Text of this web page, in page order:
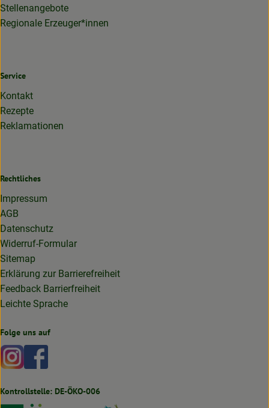
Stellenangebote
Regionale Erzeuger*innen
Service
Kontakt
Rezepte
Reklamationen
Rechtliches
Impressum
AGB
Datenschutz
Widerruf-Formular
Sitemap
Erklärung zur Barrierefreiheit
Feedback Barrierfreiheit
Leichte Sprache
Folge uns auf
Externer Link zu https://www.instagram.com/
Kontrollstelle: DE-ÖKO-006